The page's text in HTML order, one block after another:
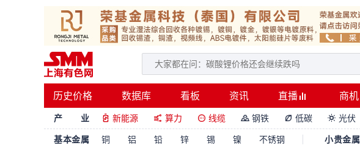
历史价格 数据库 看板 资讯 直播 商机
产 业  新能源  算力  线缆  钢铁  低碳  光伏
基本金属
铜 铝 铅 锌 锡 镍 不锈钢 小贵金属